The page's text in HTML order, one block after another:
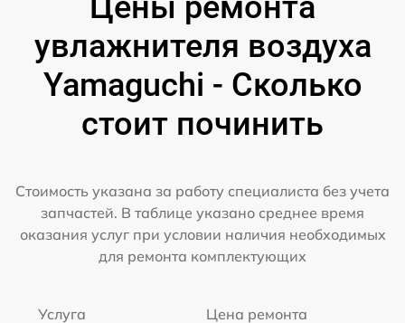
увлажнителя воздуха
Yamaguchi - Сколько
стоит починить
Стоимость указана за работу специалиста без учета
запчастей. В таблице указано среднее время
оказания услуг при условии наличия необходимых
для ремонта комплектующих
Услуга Цена ремонта